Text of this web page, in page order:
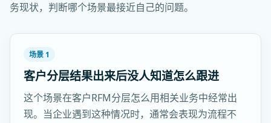
务现状，判断哪个场景最接近自己的问题。
场景 1
客户分层结果出来后没人知道怎么跟进
这个场景在客户RFM分层怎么用相关业务中经常出
现。当企业遇到这种情况时，通常会表现为流程不